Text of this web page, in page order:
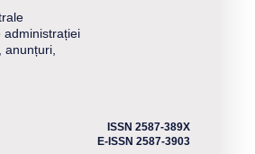
administrației
anunțuri,
ISSN 2587-389X
E-ISSN 2587-3903